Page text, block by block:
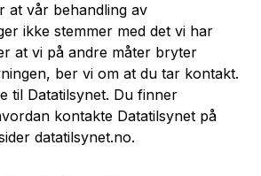
at vår behandling av
ikke stemmer med det vi har
at vi på andre måter bryter
ber vi om at du tar kontakt.
til Datatilsynet. Du finner
kontakte Datatilsynet på
datatilsynet.no.